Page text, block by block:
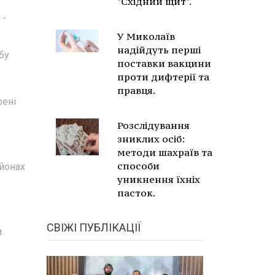
-
У Миколаїв
надійдуть перші
поставки вакцини
проти дифтерії та
правця.
Розслідування
зниклих осіб:
методи шахраїв та
способи
уникнення їхніх
пасток.
СВІЖІ ПУБЛІКАЦІЇ